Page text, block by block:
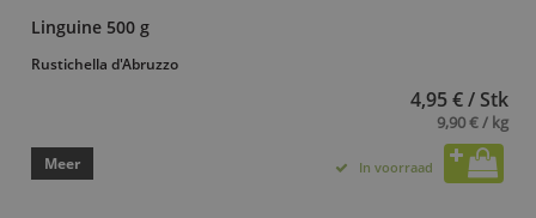
Linguine 500 g
Rustichella d'Abruzzo
4,95 € / Stk
9,90 € / kg
Meer In voorraad